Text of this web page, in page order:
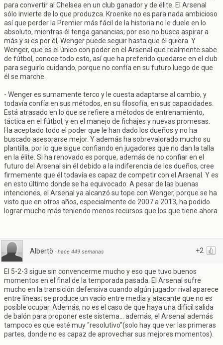
para convertir al Chelsea en un club ganador y de élite. El Arsenal
sólo invierte de lo que produzca. Kroenke no es para nada ambicioso
así que perder la Premier más fácil de la historia no le duele en lo
absoluto, mientras él tenga ganancias; por eso no busca aspirar a
más y si es por él, Wenger puede seguir hasta que él quiera. Y
Wenger, que es el único con poder en el Arsenal que realmente sabe
de fútbol, conoce todo esto, así que ha preferido quedarse en el club
para seguirlo cuidando, porque no confía en su futuro luego de que
él se marche.
- Wenger es sumamente terco y le cuesta adaptarse al cambio, y
todavía confía en sus métodos, en su filosofía, en sus capacidades.
Está atrasado en lo que se refiere a métodos de entrenamiento,
táctica en el fútbol, y en el manejo de fichajes y nuevas promesas.
Ha aceptado todo el poder que le han dado los dueños y no ha
buscado asesorarse mejor. Y además ha sobrevalorado mucho su
plantilla, por lo que sigue confiando en jugadores que no dan la talla
en la élite. Si ha renovado es porque, además de no confiar en el
futuro del Arsenal sin él debido a la indiferencia de los dueños, cree
firmemente que él todavía es capaz de competir con el Arsenal. Y es
en esto último donde se ha equivocado. A pesar de las buenas
intenciones, el Arsenal ya alcanzó su tope con Wenger, porque se ha
visto que en otros años, especialmente de 2007 a 2013, ha podido
lograr mucho más teniendo menos recursos que los que tiene ahora
+2
Albertö · hace 449 semanas
El 5-2-3 sigue sin convencerme mucho y eso que tuvo buenos
momentos en el final de la temporada pasada. El Arsenal sufre
mucho en la transición defensiva cuando algún jugador rival aparece
entre líneas; se produce un vacío entre media y atacante que no es
posible ocupar. Además, no es el caso de que haya una difícil salida
de balón para proponer este sistema... además, el Arsenal además
tampoco es que esté muy "resolutivo"(solo hay que ver las primeras
partes, donde no es capaz de aprovechar sus mejores momentos).